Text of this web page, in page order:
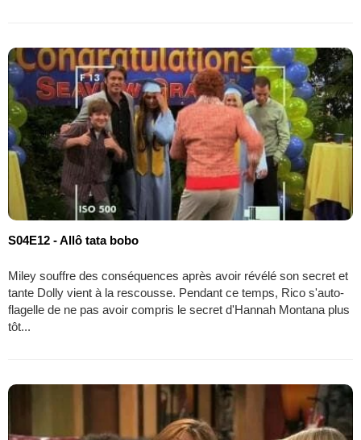
S04E12 - Allô tata bobo
Miley souffre des conséquences après avoir révélé son secret et
tante Dolly vient à la rescousse. Pendant ce temps, Rico s'auto-
flagelle de ne pas avoir compris le secret d'Hannah Montana plus
tôt...